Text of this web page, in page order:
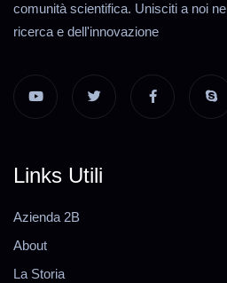
comunità scientifica. Unisciti a noi
ricerca e dell'innovazione
Links Utili
Azienda 2B
About
La Storia